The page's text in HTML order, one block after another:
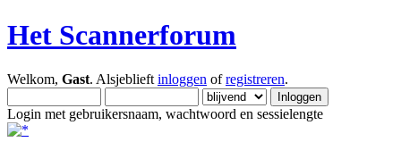
Het Scannerforum
Welkom, Gast. Alsjeblieft inloggen ofregistreren.
Login met gebruikersnaam, wachtwoord en sessielengte